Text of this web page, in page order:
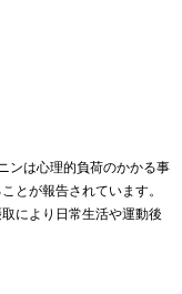
ンは心理的負荷のかかる事
とが報告されています。
により日常生活や運動後